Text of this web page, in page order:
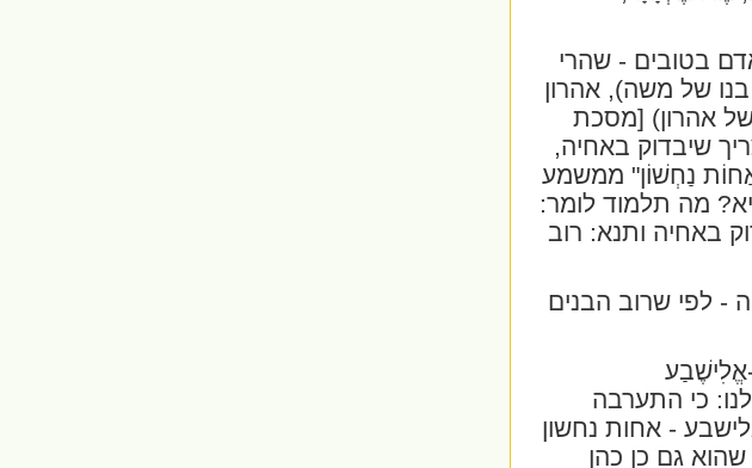
בטובים - שהרי
של משה), אהרון
אהרון) [מסכת
שיבדוק באחיה,
נַחְשׁוֹן" ממשמע
מה תלמוד לומר:
באחיה ותנא: רוב
- לפי שרוב הבנים
אֱלִישֶׁבַע
כי התערבה
- אחות נחשון
גם כן כהן